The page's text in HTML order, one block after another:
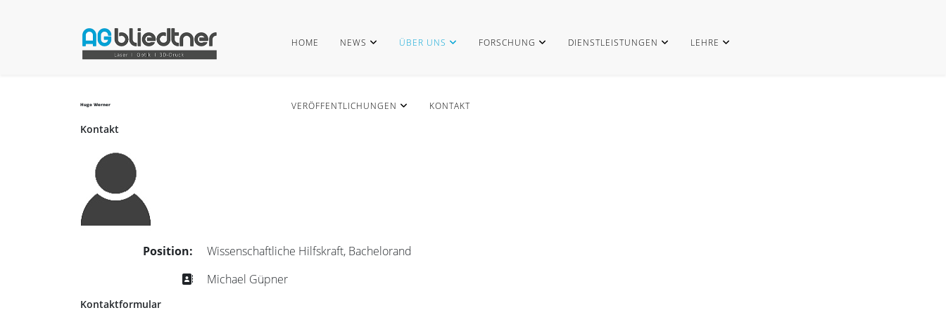
HOME NEWS ÜBER UNS FORSCHUNG DIENSTLEISTUNGEN LEHRE
VERÖFFENTLICHUNGEN KONTAKT
Hugo Werner
Kontakt
Position:
Wissenschaftliche Hilfskraft, Bachelorand
Adresse
Michael Güpner
Kontaktformular